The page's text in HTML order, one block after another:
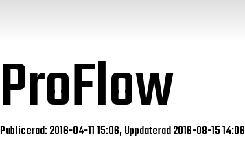
ProFlow
Publicerad: 2016-04-11 15:06, Uppdaterad 2016-08-15 14:06